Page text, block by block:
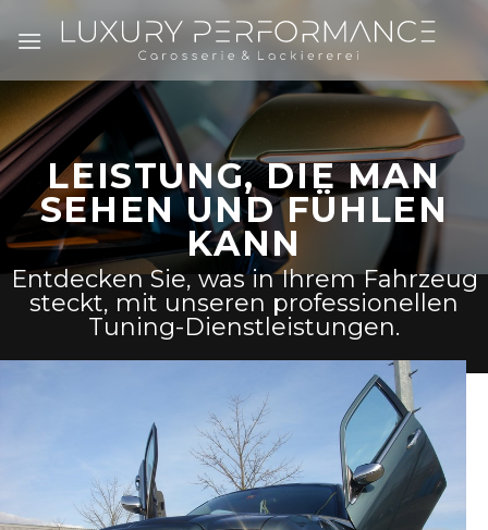
Inhalt
LEISTUNG, DIE MAN
SEHEN UND FÜHLEN
KANN
Entdecken Sie, was in Ihrem Fahrzeug
steckt, mit unseren professionellen
Tuning-Dienstleistungen.